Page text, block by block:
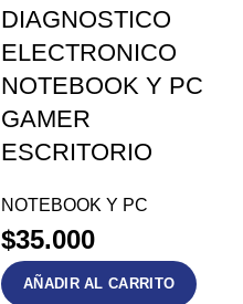
DIAGNOSTICO
ELECTRONICO
NOTEBOOK Y PC
GAMER
ESCRITORIO
NOTEBOOK Y PC
$35.000
AÑADIR AL CARRITO